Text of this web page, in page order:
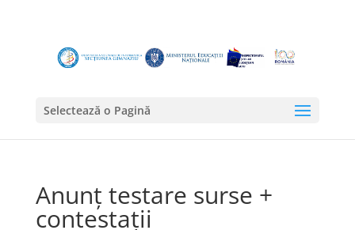
Selectează o Pagină
Anunț testare surse +
contestații